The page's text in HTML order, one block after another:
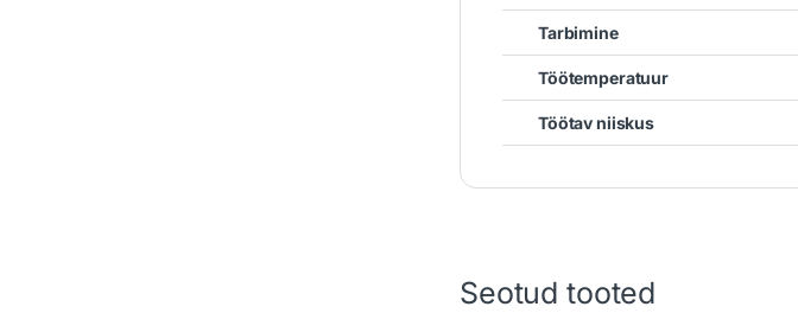
Tarbimine
Töötemperatuur
Töötav niiskus
Seotud tooted